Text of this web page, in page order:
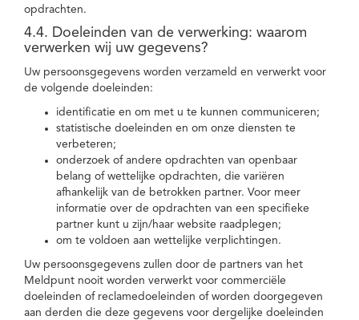
opdrachten.
4.4. Doeleinden van de verwerking: waarom
verwerken wij uw gegevens?
Uw persoonsgegevens worden verzameld en verwerkt voor
de volgende doeleinden:
identificatie en om met u te kunnen communiceren;
statistische doeleinden en om onze diensten te
verbeteren;
onderzoek of andere opdrachten van openbaar
belang of wettelijke opdrachten, die variëren
afhankelijk van de betrokken partner. Voor meer
informatie over de opdrachten van een specifieke
partner kunt u zijn/haar website raadplegen;
om te voldoen aan wettelijke verplichtingen.
Uw persoonsgegevens zullen door de partners van het
Meldpunt nooit worden verwerkt voor commerciële
doeleinden of reclamedoeleinden of worden doorgegeven
aan derden die deze gegevens voor dergelijke doeleinden